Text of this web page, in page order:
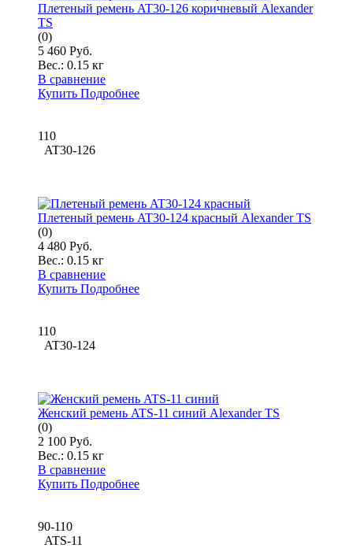
Плетеный ремень AT30-126 коричневый Alexander
TS
(0)
5 460 Руб.
Вес.: 0.15 кг
В сравнение
Купить Подробнее
110
AT30-126
Плетеный ремень AT30-124 красный Alexander TS
(0)
4 480 Руб.
Вес.: 0.15 кг
В сравнение
Купить Подробнее
110
AT30-124
Женский ремень ATS-11 синий Alexander TS
(0)
2 100 Руб.
Вес.: 0.15 кг
В сравнение
Купить Подробнее
90-110
ATS-11